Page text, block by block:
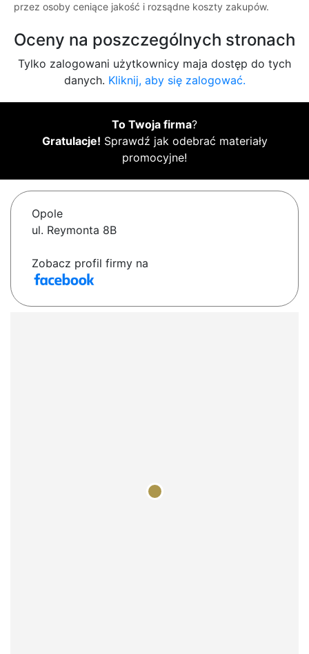
przez osoby ceniące jakość i rozsądne koszty zakupów.
Oceny na poszczególnych stronach
Tylko zalogowani użytkownicy maja dostęp do tych
danych. Kliknij, aby się zalogować.
To Twoja firma?
Gratulacje! Sprawdź jak odebrać materiały
promocyjne!
Opole
ul. Reymonta 8B
Zobacz profil firmy na